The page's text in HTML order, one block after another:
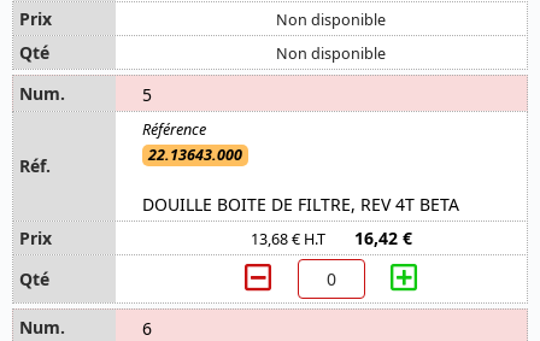
Non disponible
Non disponible
5
22.13643.000
DOUILLE BOITE DE FILTRE, REV 4T BETA
13,68 € H.T 16,42 €
6